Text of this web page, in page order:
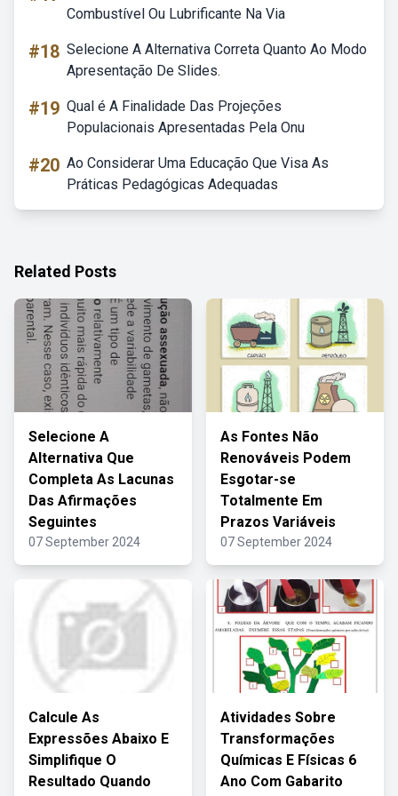
Combustível Ou Lubrificante Na Via
#18 Selecione A Alternativa Correta Quanto Ao Modo
Apresentação De Slides.
#19 Qual é A Finalidade Das Projeções
Populacionais Apresentadas Pela Onu
#20 Ao Considerar Uma Educação Que Visa As
Práticas Pedagógicas Adequadas
Related Posts
Selecione A
Alternativa Que
Completa As Lacunas
Das Afirmações
Seguintes
07 September 2024
As Fontes Não
Renováveis Podem
Esgotar-se
Totalmente Em
Prazos Variáveis
07 September 2024
Calcule As
Expressões Abaixo E
Simplifique O
Resultado Quando
Atividades Sobre
Transformações
Químicas E Físicas 6
Ano Com Gabarito